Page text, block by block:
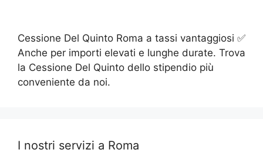
Cessione Del Quinto Roma a tassi vantaggiosi ✅
Anche per importi elevati e lunghe durate. Trova
la Cessione Del Quinto dello stipendio più
conveniente da noi.
I nostri servizi a Roma